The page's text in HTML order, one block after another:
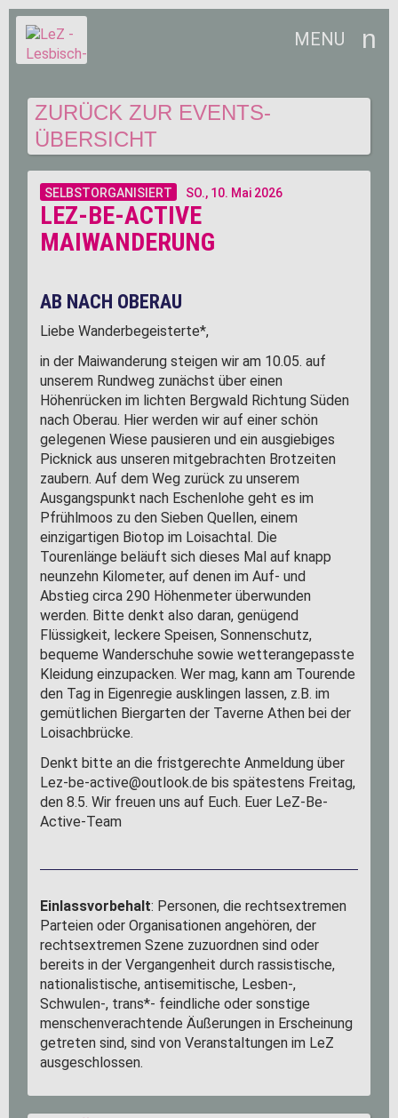
MENU
ZURÜCK ZUR EVENTS-
ÜBERSICHT
SELBSTORGANISIERT SO., 10. Mai 2026
LEZ-BE-ACTIVE
MAIWANDERUNG
AB NACH OBERAU
Liebe Wanderbegeisterte*,
in der Maiwanderung steigen wir am 10.05. auf
unserem Rundweg zunächst über einen
Höhenrücken im lichten Bergwald Richtung Süden
nach Oberau. Hier werden wir auf einer schön
gelegenen Wiese pausieren und ein ausgiebiges
Picknick aus unseren mitgebrachten Brotzeiten
zaubern. Auf dem Weg zurück zu unserem
Ausgangspunkt nach Eschenlohe geht es im
Pfrühlmoos zu den Sieben Quellen, einem
einzigartigen Biotop im Loisachtal. Die
Tourenlänge beläuft sich dieses Mal auf knapp
neunzehn Kilometer, auf denen im Auf- und
Abstieg circa 290 Höhenmeter überwunden
werden. Bitte denkt also daran, genügend
Flüssigkeit, leckere Speisen, Sonnenschutz,
bequeme Wanderschuhe sowie wetterangepasste
Kleidung einzupacken. Wer mag, kann am Tourende
den Tag in Eigenregie ausklingen lassen, z.B. im
gemütlichen Biergarten der Taverne Athen bei der
Loisachbrücke.
Denkt bitte an die fristgerechte Anmeldung über
Lez-be-active@outlook.de bis spätestens Freitag,
den 8.5. Wir freuen uns auf Euch. Euer LeZ-Be-
Active-Team
Einlassvorbehalt: Personen, die rechtsextremen
Parteien oder Organisationen angehören, der
rechtsextremen Szene zuzuordnen sind oder
bereits in der Vergangenheit durch rassistische,
nationalistische, antisemitische, Lesben-,
Schwulen-, trans*- feindliche oder sonstige
menschenverachtende Äußerungen in Erscheinung
getreten sind, sind von Veranstaltungen im LeZ
ausgeschlossen.